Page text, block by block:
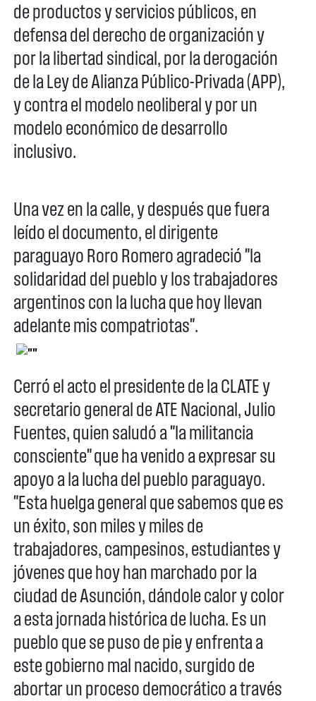
de productos y servicios públicos, en
defensa del derecho de organización y
por la libertad sindical, por la derogación
de la Ley de Alianza Público-Privada (APP),
y contra el modelo neoliberal y por un
modelo económico de desarrollo
inclusivo.
Una vez en la calle, y después que fuera
leído el documento, el dirigente
paraguayo Roro Romero agradeció "la
solidaridad del pueblo y los trabajadores
argentinos con la lucha que hoy llevan
adelante mis compatriotas".
Cerró el acto el presidente de la CLATE y
secretario general de ATE Nacional, Julio
Fuentes, quien saludó a "la militancia
consciente" que ha venido a expresar su
apoyo a la lucha del pueblo paraguayo.
"Esta huelga general que sabemos que es
un éxito, son miles y miles de
trabajadores, campesinos, estudiantes y
jóvenes que hoy han marchado por la
ciudad de Asunción, dándole calor y color
a esta jornada histórica de lucha. Es un
pueblo que se puso de pie y enfrenta a
este gobierno mal nacido, surgido de
abortar un proceso democrático a través